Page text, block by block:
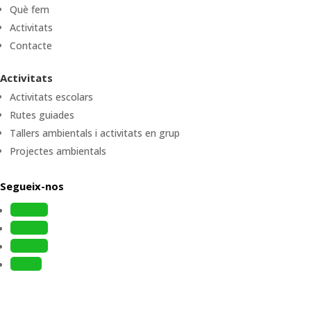
Què fem
Activitats
Contacte
Activitats
Activitats escolars
Rutes guiades
Tallers ambientals i activitats en grup
Projectes ambientals
Segueix-nos
Follow
Follow
Follow
Follow